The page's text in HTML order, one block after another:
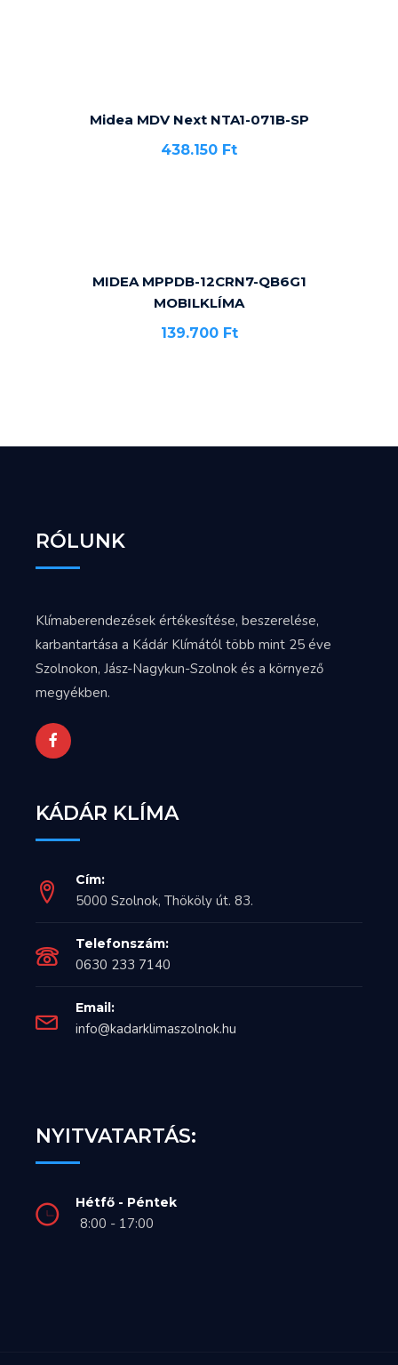
Midea MDV Next NTA1-071B-SP
438.150 Ft
MIDEA MPPDB-12CRN7-QB6G1
MOBILKLÍMA
139.700 Ft
RÓLUNK
Klímaberendezések értékesítése, beszerelése,
karbantartása a Kádár Klímától több mint 25 éve
Szolnokon, Jász-Nagykun-Szolnok és a környező
megyékben.
KÁDÁR KLÍMA
Cím:
5000 Szolnok, Thököly út. 83.
Telefonszám:
0630 233 7140
Email:
info@kadarklimaszolnok.hu
NYITVATARTÁS:
Hétfő - Péntek
8:00 - 17:00